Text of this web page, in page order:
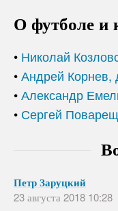
О футболе и
• Николай
•Андрей Корнев,
•Александр
• Сергей
Петр Заруцкий
23 августа 2018 10:28